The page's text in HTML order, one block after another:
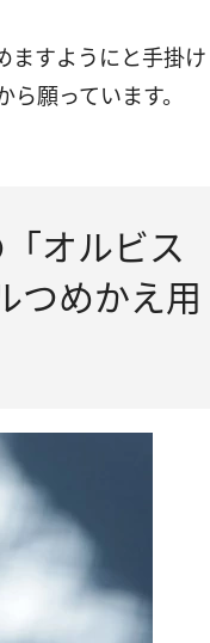
ますようにと手掛け
願っています。
オルビス
つめかえ用